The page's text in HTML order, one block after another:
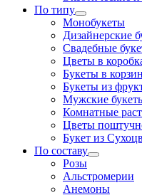
По типу
Монобукеты
Дизайнерские
Свадебные
Цветы в
Букеты в
Букеты из
Мужские
Комнатные
Цветы
Букет из
По составу
Розы
Альстромерии
Анемоны